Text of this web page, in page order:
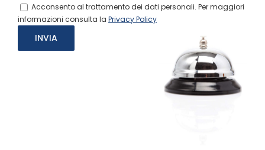
Acconsento al trattamento dei dati personali. Per maggiori
informazioni consulta la Privacy Policy